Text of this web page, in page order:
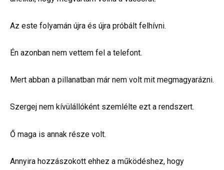
Az este folyamán újra és újra próbált felhívni.
Én azonban nem vettem fel a telefont.
Mert abban a pillanatban már nem volt mit megmagyarázni.
Szergej nem kívülállóként szemlélte ezt a rendszert.
Ő maga is annak része volt.
Annyira hozzászokott ehhez a működéshez, hogy